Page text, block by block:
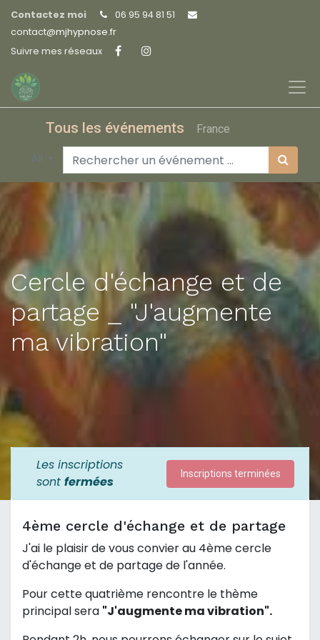
Contactez moi
06 95 94 81 51
contact@mjhypnose.fr
Suivre mes réseaux
Tous les événements France
All
Cercle d'échange et de
partage _ "J'augmente
ma vibration"
Les inscriptions
sont fermées
Inscriptions terminées
4ème cercle d'échange et de partage
J'ai le plaisir de vous convier au 4ème cercle
d'échange et de partage de l'année.
Pour cette quatrième rencontre le thème
principal sera "J'augmente ma vibration".